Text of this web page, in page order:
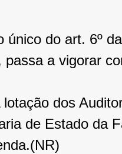
único do art. 6º
passa a vigorar
lotação dos
de Estado da